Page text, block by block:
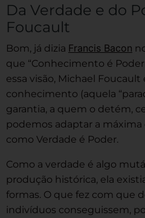
Da Verdade e do
Foucault
Bom, já dizia Francis Bacon
que “Conhecimento é
essa visão, Michael
conhecimento (aquela
garantia, a quem o detém,
podemos adaptar a máxima
como Verdade é Poder.
Como a verdade é algo
produção histórica, ela
formas. O que fez com que
indivíduos conseguissem,